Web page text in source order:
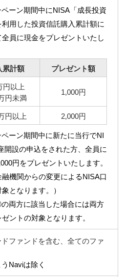
客さま
e-バンキング
ご案内
ター
ご案内
いサービス
のお客さま向け）
ご案内
Advance
ご案内
ーン期間中にNISA「成長投資
利用した投資信託購入累計額に
全員に現金をプレゼントいたし
累計額 プレゼント額
円以上
円未満
1,000円
円以上 2,000円
ーン期間中に新たに当行でNI
開設の申込をされた方、全員に
円をプレゼントいたします。
融機関からの変更によるNISA口
となります。）
両方に該当した場合には両方
ントの対象となります。
ドファンドを含む、全てのファ
Naviは除く